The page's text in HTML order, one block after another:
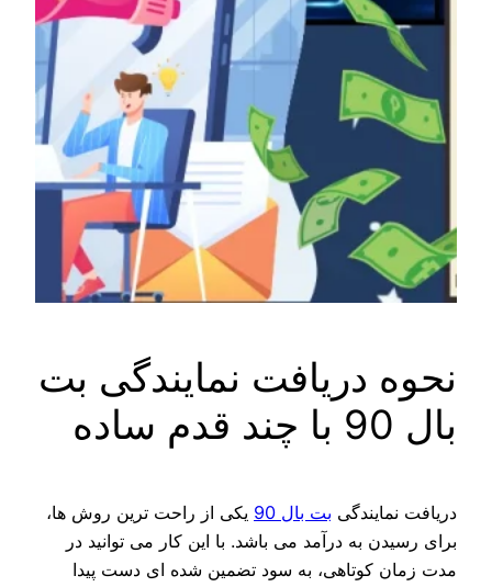
نحوه دریافت نمایندگی بت
بال 90 با چند قدم ساده
دریافت نمایندگی بت بال 90
یکی از راحت ترین روش ها،
برای رسیدن به درآمد می باشد. با این کار می توانید در
مدت زمان کوتاهی، به سود تضمین شده ای دست پیدا